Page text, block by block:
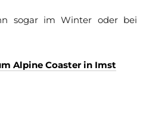
sogar im Winter oder bei
Alpine Coaster in Imst